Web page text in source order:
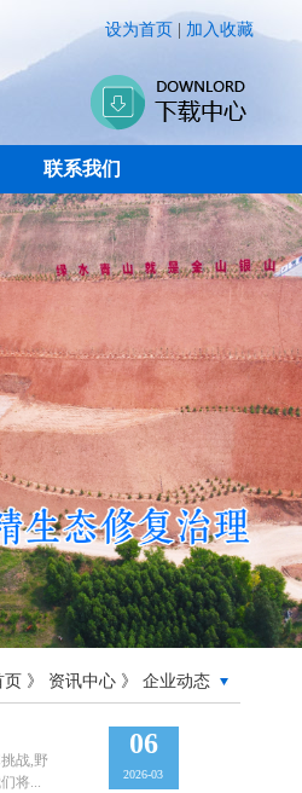
设为首页 加入收藏
联系我们
》 资讯中心 》 企业动态
06
2026-03
战,野
将...